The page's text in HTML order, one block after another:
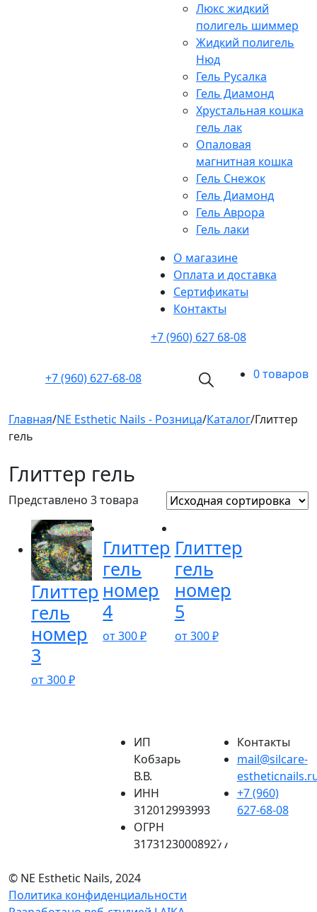
Люкс жидкий
полигель шиммер
Жидкий полигель
Нюд
Гель Русалка
Гель Диамонд
Хрустальная кошка
гель лак
Опаловая
магнитная кошка
Гель Снежок
Гель Диамонд
Гель Аврора
Гель лаки
О магазине
Оплата и доставка
Cертификаты
Контакты
+7 (960) 627 68-08
+7 (960) 627-68-08 0 товаров
Главная/NE Esthetic Nails - Розница/Каталог/Глиттер
гель
Глиттер гель
Представлено 3 товара
Глиттер
гель
номер
3
от300₽
Глиттер
гель
номер
4
от300₽
Глиттер
гель
номер
5
от300₽
ИП
Кобзарь
В.В.
ИНН
312012993993
ОГРН
317312300089277
Контакты
mail@silcare-
+7 (960)
627-68-08
© NE Esthetic Nails, 2024
Политика конфиденциальности